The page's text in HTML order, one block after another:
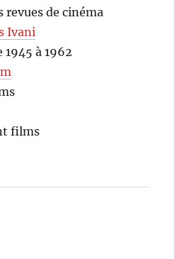
revues de cinéma
Ivani
1945 à 1962
films